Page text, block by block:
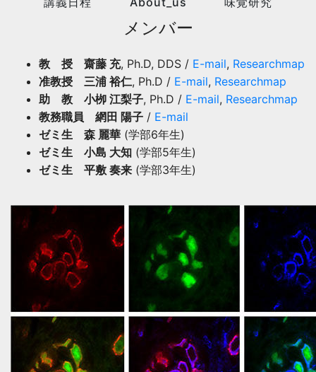
メンバー
教 授 齋藤 充, Ph.D, DDS / E-mail, Researchmap
准教授 三浦 裕仁, Ph.D / E-mail, Researchmap
助 教 小栁 江梨子, Ph.D / E-mail, Researchmap
教務職員 網田 陽子 / E-mail
ゼミ生 森 麗華 (学部6年生)
ゼミ生 小島 大知 (学部5年生)
ゼミ生 平敷 奏来 (学部3年生)